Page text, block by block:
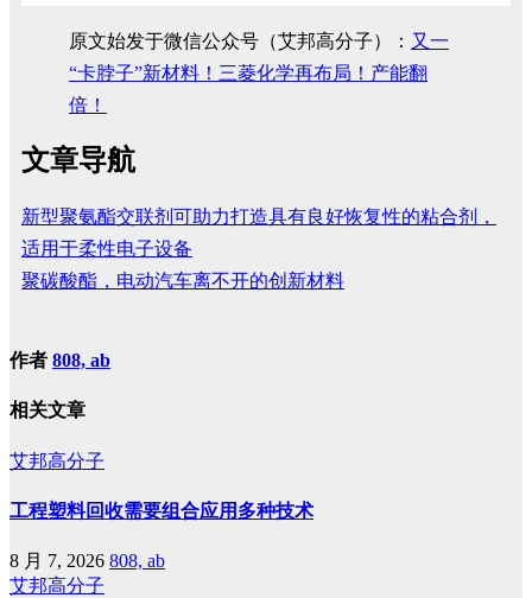
原文始发于微信公众号（艾邦高分子）： 又一
“卡脖子”新材料！三菱化学再布局！产能翻
倍！
文章导航
新型聚氨酯交联剂可助力打造具有良好恢复性的粘合剂，
适用于柔性电子设备
聚碳酸酯，电动汽车离不开的创新材料
作者 808, ab
相关文章
艾邦高分子
工程塑料回收需要组合应用多种技术
8 月 7, 2026 808, ab
艾邦高分子